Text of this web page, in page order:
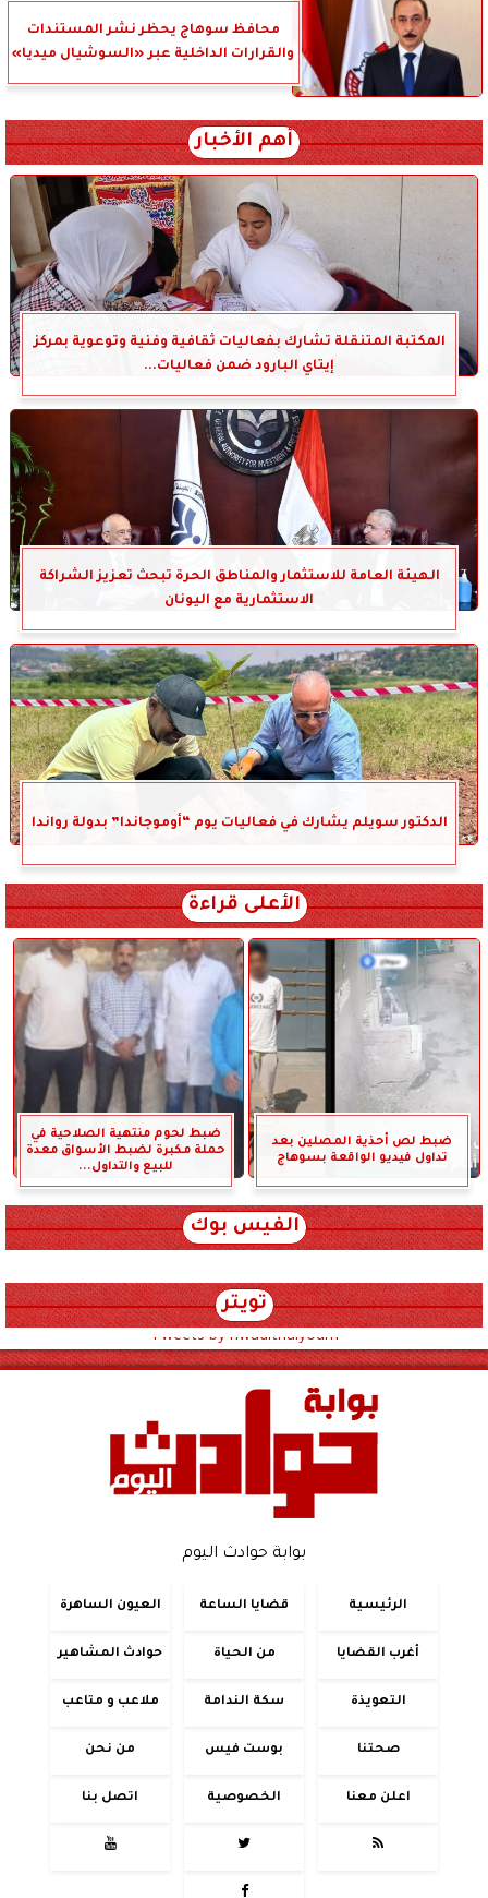
محافظ سوهاج يحظر نشر المستندات
والقرارات الداخلية عبر «السوشيال ميديا»
أهم الأخبار
المكتبة المتنقلة تشارك بفعاليات ثقافية وفنية وتوعوية بمركز
إيتاي البارود ضمن فعاليات...
الهيئة العامة للاستثمار والمناطق الحرة تبحث تعزيز الشراكة
الاستثمارية مع اليونان
الدكتور سويلم يشارك في فعاليات يوم “أوموجاندا” بدولة رواندا
الأعلى قراءة
ضبط لص أحذية المصلين بعد
تداول فيديو الواقعة بسوهاج
ضبط لحوم منتهية الصلاحية في
حملة مكبرة لضبط الأسواق معدة
للبيع والتداول...
الفيس بوك
تويتر
Tweets by hwadithalyoum
بوابة حوادث اليوم
الرئيسية قضايا الساعة العيون الساهرة
أغرب القضايا من الحياة حوادث المشاهير
التعويذة سكة الندامة ملاعب و متاعب
صحتنا بوست فيس من نحن
اعلن معنا الخصوصية اتصل بنا



